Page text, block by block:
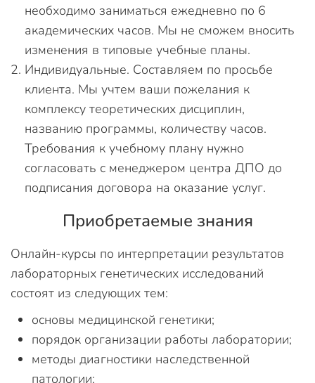
необходимо заниматься ежедневно по 6
академических часов. Мы не сможем вносить
изменения в типовые учебные планы.
Индивидуальные. Составляем по просьбе
клиента. Мы учтем ваши пожелания к
комплексу теоретических дисциплин,
названию программы, количеству часов.
Требования к учебному плану нужно
согласовать с менеджером центра ДПО до
подписания договора на оказание услуг.
Приобретаемые знания
Онлайн-курсы по интерпретации результатов
лабораторных генетических исследований
состоят из следующих тем:
основы медицинской генетики;
порядок организации работы лаборатории;
методы диагностики наследственной
патологии;